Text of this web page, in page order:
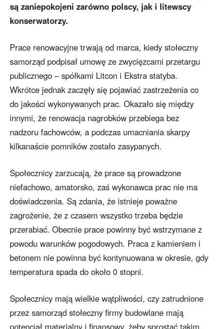
są zaniepokojeni zarówno polscy, jak i litewscy
konserwatorzy.
Prace renowacyjne trwają od marca, kiedy stołeczny
samorząd podpisał umowę ze zwycięzcami przetargu
publicznego – spółkami Litcon i Ekstra statyba.
Wkrótce jednak zaczęły się pojawiać zastrzeżenia co
do jakości wykonywanych prac. Okazało się między
innymi, że renowacja nagrobków przebiega bez
nadzoru fachowców, a podczas umacniania skarpy
kilkanaście pomników zostało zasypanych.
Społecznicy zarzucają, że prace są prowadzone
niefachowo, amatorsko, zaś wykonawca prac nie ma
doświadczenia. Są zdania, że istnieje poważne
zagrożenie, że z czasem wszystko trzeba będzie
przerabiać. Obecnie prace powinny być wstrzymane z
powodu warunków pogodowych. Praca z kamieniem i
betonem nie powinna być kontynuowana w okresie, gdy
temperatura spada do około 0 stopni.
Społecznicy mają wielkie wątpliwości, czy zatrudnione
przez samorząd stołeczny firmy budowlane mają